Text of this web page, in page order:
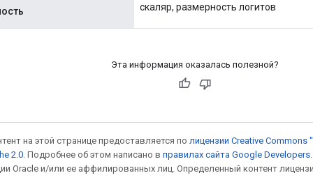
скаляр, размерность логитов
Эта информация оказалась полезной?
на этой странице предоставляется по лицензии Creative Commons
2.0 . Подробнее об этом написано в правилах сайта Google Developers
Oracle и/или ее аффилированных лиц. Определенный контент